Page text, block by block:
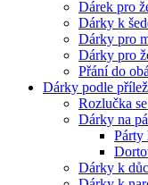
Dárek pro
Dárky k
Dárky pro
Dárky pro
Přání do
Dárky podle
Rozlučka
Dárky na
Párty
Dárky k